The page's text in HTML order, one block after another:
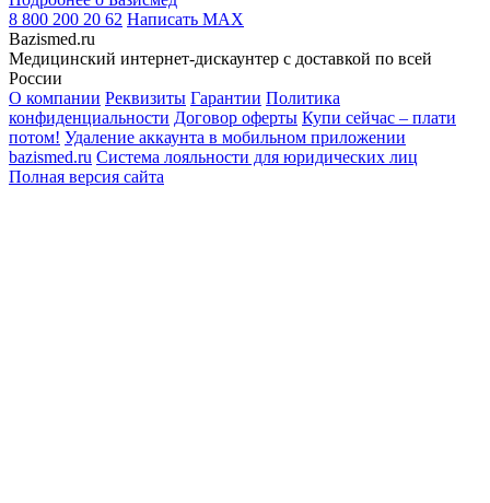
8 800 200 20 62 Написать MAX
Bazismed.ru
Медицинский интернет-дискаунтер с доставкой по всей
России
О компании Реквизиты Гарантии Политика
конфиденциальности Договор оферты Купи сейчас – плати
потом! Удаление аккаунта в мобильном приложении
bazismed.ru Система лояльности для юридических лиц
Полная версия сайта